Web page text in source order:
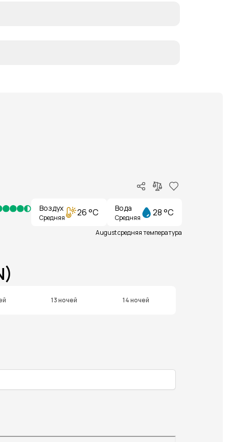
Воздух
Средняя 26 °C Вода
Средняя 28 °C
August средняя температура
13 ночей 14 ночей